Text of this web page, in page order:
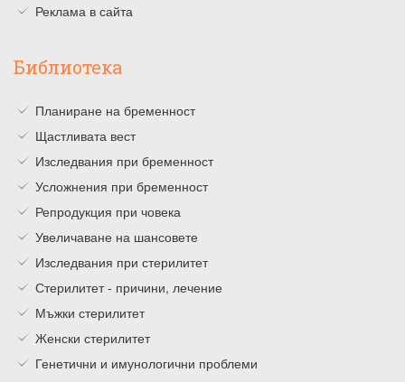
Реклама в сайта
Библиотека
Планиране на бременност
Щастливата вест
Изследвания при бременност
Усложнения при бременност
Репродукция при човека
Увеличаване на шансовете
Изследвания при стерилитет
Стерилитет - причини, лечение
Мъжки стерилитет
Женски стерилитет
Генетични и имунологични проблеми